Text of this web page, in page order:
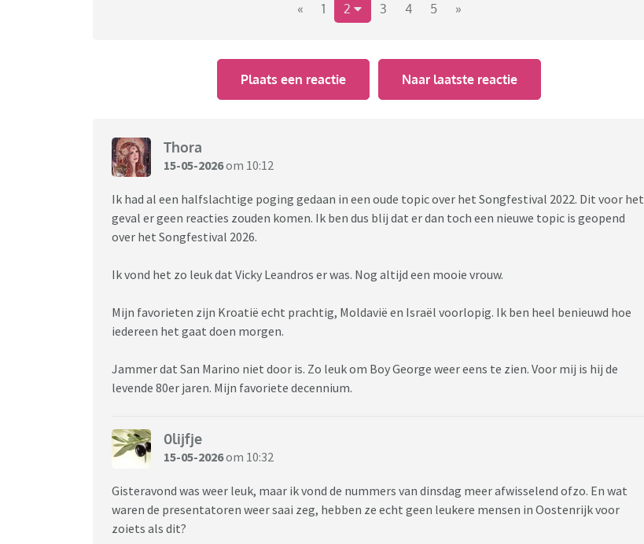
De puntentelling interesseert me niet. 😀
« 1 2 3 4 5 »
Plaats een reactie Naar laatste reactie
Thora
15-05-2026om 10:12
Ik had al een halfslachtige poging gedaan in een oude topic over het Songfestival 2022. Dit voor het
geval er geen reacties zouden komen. Ik ben dus blij dat er dan toch een nieuwe topic is geopend
over het Songfestival 2026.
Ik vond het zo leuk dat Vicky Leandros er was. Nog altijd een mooie vrouw.
Mijn favorieten zijn Kroatië echt prachtig, Moldavië en Israël voorlopig. Ik ben heel benieuwd hoe
iedereen het gaat doen morgen.
Jammer dat San Marino niet door is. Zo leuk om Boy George weer eens te zien. Voor mij is hij de
levende 80er jaren. Mijn favoriete decennium.
0lijfje
15-05-2026om 10:32
Gisteravond was weer leuk, maar ik vond de nummers van dinsdag meer afwisselend ofzo. En wat
waren de presentatoren weer saai zeg, hebben ze echt geen leukere mensen in Oostenrijk voor
zoiets als dit?